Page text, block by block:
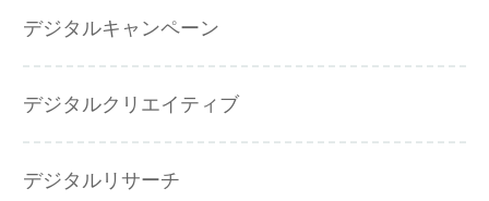
デジタルキャンペーン
デジタルクリエイティブ
デジタルリサーチ